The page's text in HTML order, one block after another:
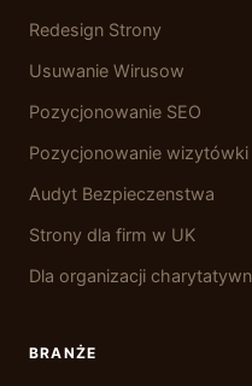
Redesign Strony
Usuwanie Wirusow
Pozycjonowanie SEO
Pozycjonowanie wizytówki
Audyt Bezpieczenstwa
Strony dla firm w UK
Dla organizacji
BRANŻE